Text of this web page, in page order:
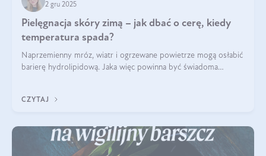
2 gru 2025
Pielęgnacja skóry zimą – jak dbać o cerę, kiedy
temperatura spada?
Naprzemienny mróz, wiatr i ogrzewane powietrze mogą osłabić
barierę hydrolipidową. Jaka więc powinna być świadoma
CZYTAJ